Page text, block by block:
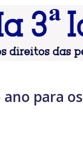
para os